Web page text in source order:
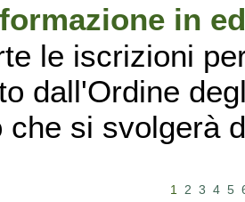
in
le iscrizioni
dall'Ordine
che si svolgerà
1 2 3 4 5